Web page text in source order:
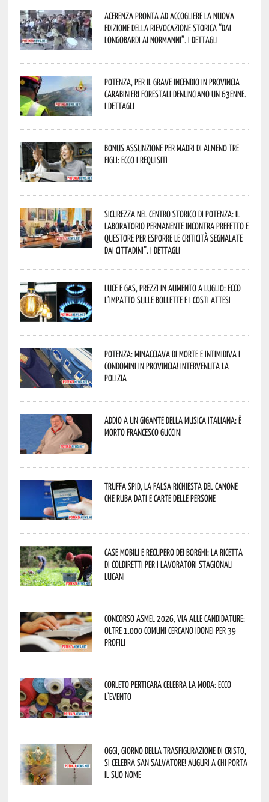
Acerenza pronta ad accogliere la nuova
edizione della rievocazione storica “Dai
Longobardi ai Normanni”. I dettagli
Potenza, per il grave incendio in Provincia
Carabinieri forestali denunciano un 63enne.
I dettagli
Bonus assunzione per madri di almeno tre
figli: ecco i requisiti
Sicurezza nel Centro Storico di Potenza: il
Laboratorio Permanente incontra Prefetto e
Questore per esporre le criticità segnalate
dai cittadini”. I dettagli
Luce e gas, prezzi in aumento a luglio: ecco
l’impatto sulle bollette e i costi attesi
Potenza: minacciava di morte e intimidiva i
condomini in provincia! Intervenuta la
Polizia
Addio a un gigante della musica italiana: è
morto Francesco Guccini
Truffa Spid, la falsa richiesta del canone
che ruba dati e carte delle persone
Case mobili e recupero dei borghi: la ricetta
di Coldiretti per i lavoratori stagionali
lucani
Concorso Asmel 2026, via alle candidature:
oltre 1.000 Comuni cercano idonei per 39
profili
Corleto Perticara celebra la moda: ecco
l’evento
Oggi, giorno della Trasfigurazione di Cristo,
si celebra San Salvatore! Auguri a chi porta
il suo nome